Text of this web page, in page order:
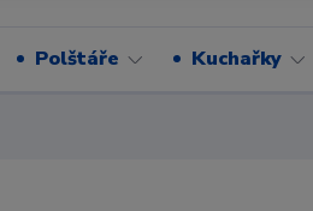
Polštáře Kuchařky